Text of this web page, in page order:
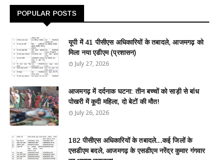
POPULAR POSTS
यूपी में 41 पीसीएस अधिकारियों के तबादले, आजमगढ़ को
मिला नया एडीएम (प्रशासन)
July 27, 2026
आजमगढ़ में दर्दनाक घटना: तीन बच्चों को साड़ी से बांध
पोखरी में कूदी महिला, दो बेटों की मौत!
July 26, 2026
182 पीसीएस अधिकारियों के तबादले...कई जिलों के
एसडीएम बदले, आजमगढ़ के एसडीएम नरेंद्र कुमार गंगवार